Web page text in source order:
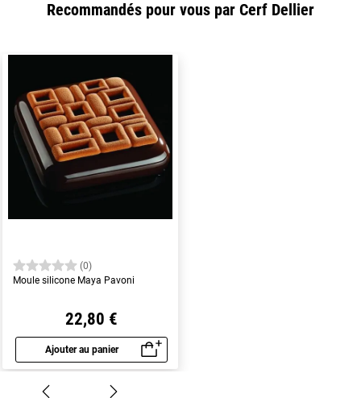
Recommandés pour vous par Cerf Dellier
(0)
Moule silicone Maya Pavoni
22,80 €
Ajouter au panier
Aperçu rapide